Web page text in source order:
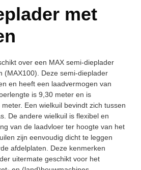
met
over een MAX semi-dieplader
(MAX100). Deze semi-dieplader
en heeft een laadvermogen van
is 9,30 meter en is
Een wielkuil bevindt zich tussen
De andere wielkuil is flexibel en
van de laadvloer ter hoogte van het
zijn eenvoudig dicht te leggen
afdelplaten. Deze kenmerken
uitermate geschikt voor het